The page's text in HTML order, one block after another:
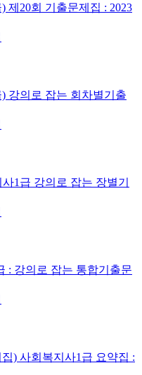
제20회 기출문제집 : 2023
강의로 잡는 회차별기출
1급 강의로 잡는 장별기
: 강의로 잡는 통합기출문
) 사회복지사1급 요약집 :